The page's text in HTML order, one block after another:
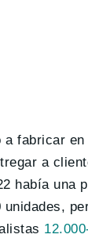
a fabricar
a
había una
unidades,